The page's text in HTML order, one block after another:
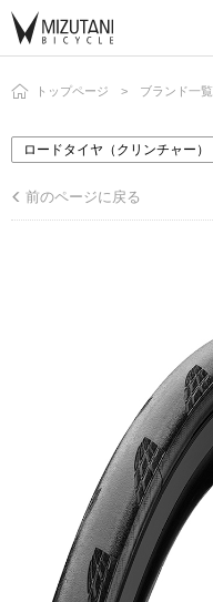
トップページ ブランド一覧
ロードタイヤ（クリンチャー）
前のページに戻る